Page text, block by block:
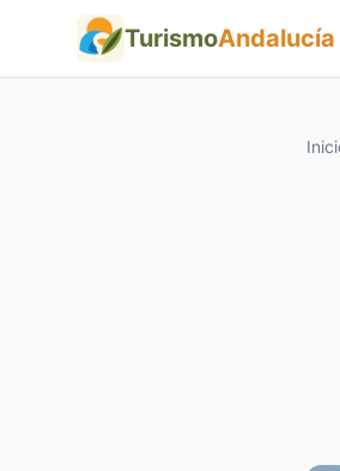
TurismoAndalucía